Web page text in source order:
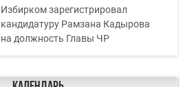
Избирком зарегистрировал
кандидатуру Рамзана Кадырова
на должность Главы ЧР